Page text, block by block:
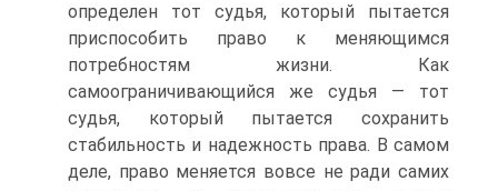
определен тот судья, который пытается
приспособить право к меняющимся
потребностям жизни. Как
самоограничивающийся же судья — тот
судья, который пытается сохранить
стабильность и надежность права. В самом
деле, право меняется вовсе не ради самих